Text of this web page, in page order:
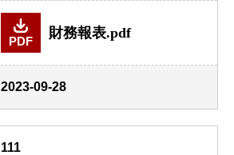
PDF
財務報表.pdf
2023-09-28
111